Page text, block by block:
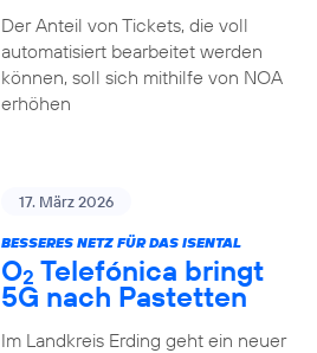
Der Anteil von Tickets, die voll
automatisiert bearbeitet werden
können, soll sich mithilfe von NOA
erhöhen
17. März 2026
BESSERES NETZ FÜR DAS ISENTAL
O2 Telefónica bringt
5G nach Pastetten
Im Landkreis Erding geht ein neuer